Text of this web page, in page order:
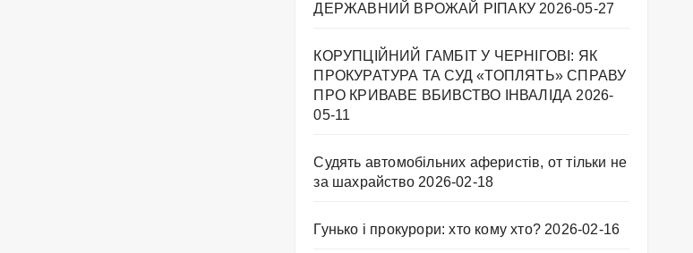
ДЕРЖАВНИЙ ВРОЖАЙ РІПАКУ ​ 2026-05-27
КОРУПЦІЙНИЙ ГАМБІТ У ЧЕРНІГОВІ: ЯК
ПРОКУРАТУРА ТА СУД «ТОПЛЯТЬ» СПРАВУ
ПРО КРИВАВЕ ВБИВСТВО ІНВАЛІДА 2026-
05-11
Судять автомобільних аферистів, от тільки не
за шахрайство 2026-02-18
Гунько і прокурори: хто кому хто? 2026-02-16